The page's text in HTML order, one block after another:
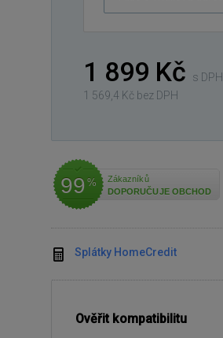
1 899 Kč
s DPH
1 569,4 Kč bez DPH
99 %
Zákazníků
DOPORUČUJE OBCHOD
Splátky HomeCredit
Ověřit kompatibilitu